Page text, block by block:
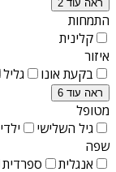
ראה עוד 2
התמחות
קלינית
איזור
בקעת אונו
גליל
ראה עוד 6
מטופל
גיל השלישי
שפה
אנגלית
ספרדית